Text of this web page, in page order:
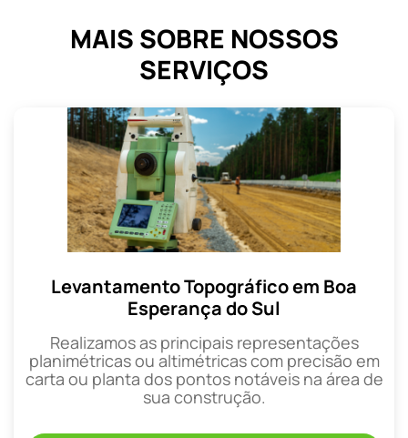
MAIS SOBRE NOSSOS
SERVIÇOS
Levantamento Topográfico em Boa
Esperança do Sul
Realizamos as principais representações
planimétricas ou altimétricas com precisão em
carta ou planta dos pontos notáveis na área de
sua construção.